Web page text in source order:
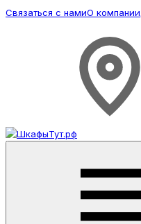
Связаться с намиО компании